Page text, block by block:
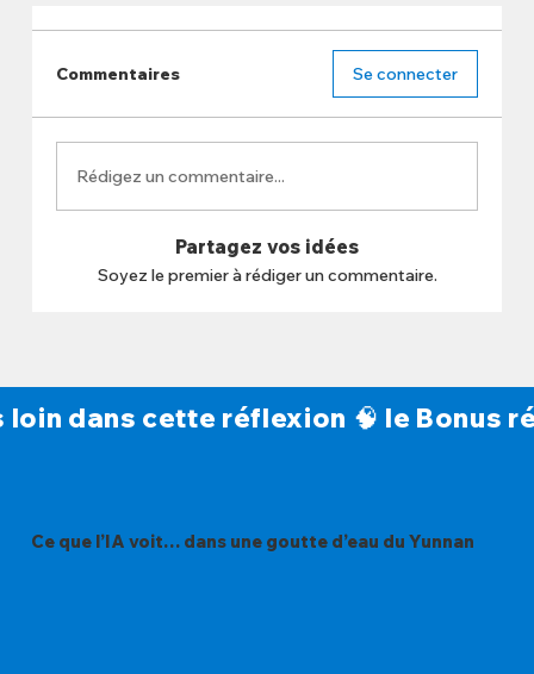
Commentaires Se connecter
Rédigez un commentaire...
Partagez vos idées
Soyez le premier à rédiger un commentaire.
loin dans cette réflexion 🧠 le Bonus
Ce que l’IA voit… dans une goutte d’eau du Yunnan